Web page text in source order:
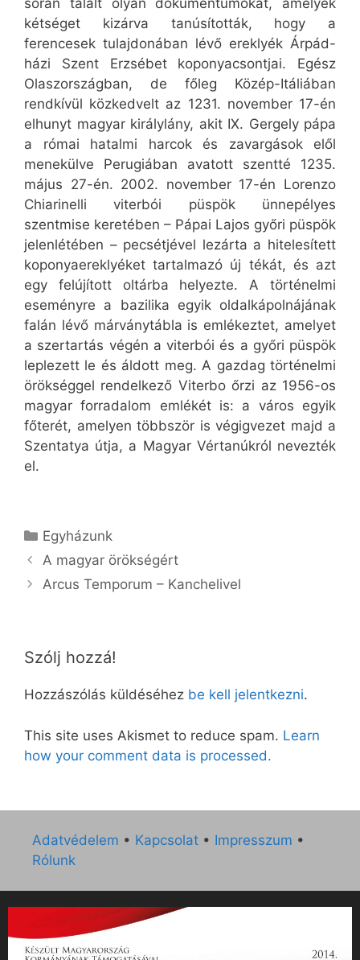
kétséget kizárva tanúsították, hogy a
ferencesek tulajdonában lévő ereklyék Árpád-
házi Szent Erzsébet koponyacsontjai. Egész
Olaszországban, de főleg Közép-Itáliában
rendkívül közkedvelt az 1231. november 17-én
elhunyt magyar királylány, akit IX. Gergely pápa
a római hatalmi harcok és zavargások elől
menekülve Perugiában avatott szentté 1235.
május 27-én. 2002. november 17-én Lorenzo
Chiarinelli viterbói püspök ünnepélyes
szentmise keretében – Pápai Lajos győri püspök
jelenlétében – pecsétjével lezárta a hitelesített
koponyaereklyéket tartalmazó új tékát, és azt
egy felújított oltárba helyezte. A történelmi
eseményre a bazilika egyik oldalkápolnájának
falán lévő márványtábla is emlékeztet, amelyet
a szertartás végén a viterbói és a győri püspök
leplezett le és áldott meg. A gazdag történelmi
örökséggel rendelkező Viterbo őrzi az 1956-os
magyar forradalom emlékét is: a város egyik
főterét, amelyen többször is végigvezet majd a
Szentatya útja, a Magyar Vértanúkról nevezték
el.
Kategória
Egyházunk
A magyar örökségért
Arcus Temporum – Kanchelivel
Szólj hozzá!
Hozzászólás küldéséhez be kell jelentkezni.
This site uses Akismet to reduce spam. Learn
how your comment data is processed.
Adatvédelem • Kapcsolat • Impresszum •
Rólunk